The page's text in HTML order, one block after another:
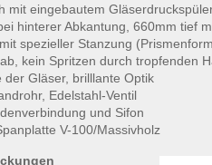
mit eingebautem
hinterer Abkantung, 660mm tief
spezieller Stanzung
kein Spritzen durch tropfenden
der Gläser, brilllante Optik
Edelstahl-Ventil
und Sifon
V-100/Massivholz